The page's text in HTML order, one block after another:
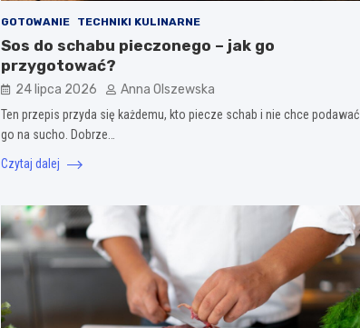
GOTOWANIE TECHNIKI KULINARNE
Sos do schabu pieczonego – jak go
przygotować?
24 lipca 2026 Anna Olszewska
Ten przepis przyda się każdemu, kto piecze schab i nie chce podawać
go na sucho. Dobrze…
Czytaj dalej